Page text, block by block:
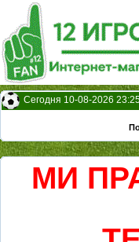
Сегодня 10-08-2026
МИ